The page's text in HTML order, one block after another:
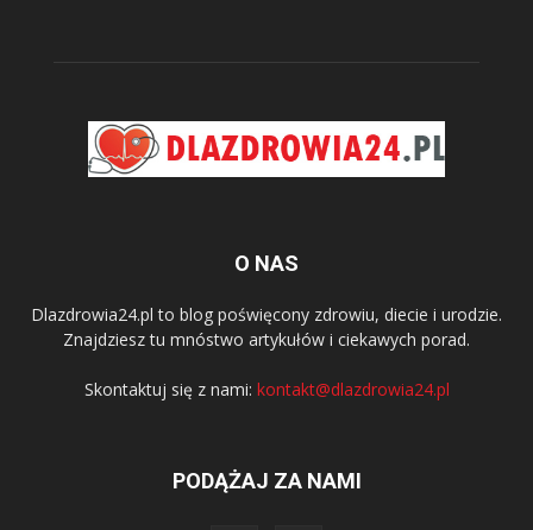
O NAS
Dlazdrowia24.pl to blog poświęcony zdrowiu, diecie i urodzie.
Znajdziesz tu mnóstwo artykułów i ciekawych porad.
Skontaktuj się z nami: kontakt@dlazdrowia24.pl
PODĄŻAJ ZA NAMI